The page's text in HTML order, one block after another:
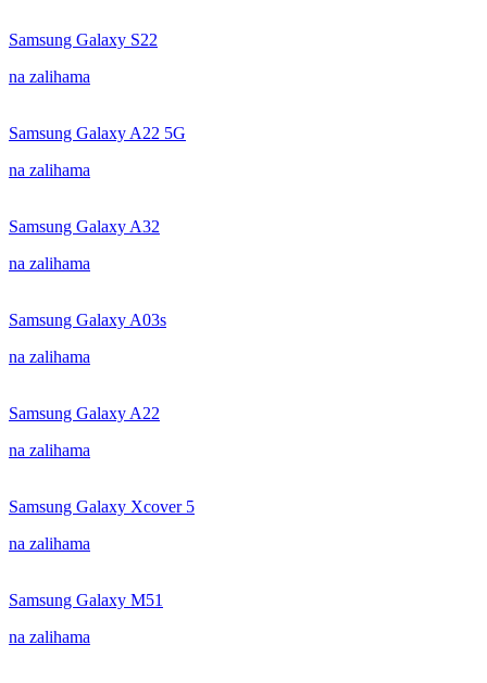
Samsung Galaxy S22
na zalihama
Samsung Galaxy A22 5G
na zalihama
Samsung Galaxy A32
na zalihama
Samsung Galaxy A03s
na zalihama
Samsung Galaxy A22
na zalihama
Samsung Galaxy Xcover 5
na zalihama
Samsung Galaxy M51
na zalihama